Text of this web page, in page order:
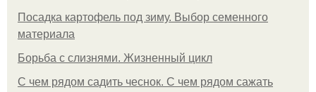
Посадка картофель под зиму. Выбор семенного
материала
Борьба с слизнями. Жизненный цикл
С чем рядом садить чеснок. С чем рядом сажать